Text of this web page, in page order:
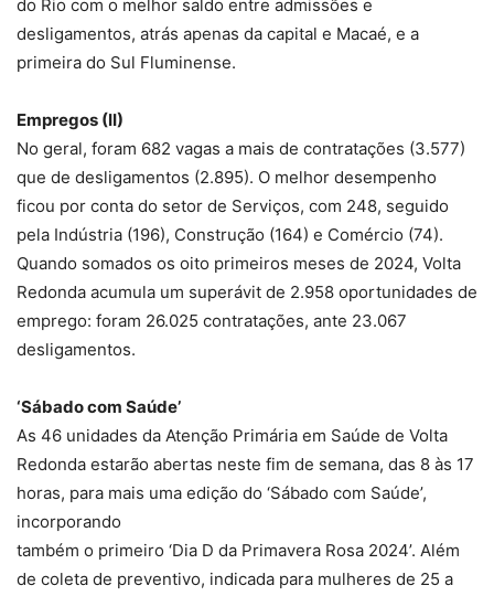
do Rio com o melhor saldo entre admissões e
desligamentos, atrás apenas da capital e Macaé, e a
primeira do Sul Fluminense.
Empregos (II)
No geral, foram 682 vagas a mais de contratações (3.577)
que de desligamentos (2.895). O melhor desempenho
ficou por conta do setor de Serviços, com 248, seguido
pela Indústria (196), Construção (164) e Comércio (74).
Quando somados os oito primeiros meses de 2024, Volta
Redonda acumula um superávit de 2.958 oportunidades de
emprego: foram 26.025 contratações, ante 23.067
desligamentos.
‘Sábado com Saúde’
As 46 unidades da Atenção Primária em Saúde de Volta
Redonda estarão abertas neste fim de semana, das 8 às 17
horas, para mais uma edição do ‘Sábado com Saúde’,
incorporando
também o primeiro ‘Dia D da Primavera Rosa 2024’. Além
de coleta de preventivo, indicada para mulheres de 25 a